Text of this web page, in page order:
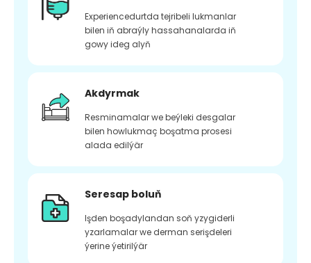
Experiencedurtda tejribeli lukmanlar
bilen iň abraýly hassahanalarda iň
gowy ideg alyň
Akdyrmak
Resminamalar we beýleki desgalar
bilen howlukmaç boşatma prosesi
alada edilýär
Seresap boluň
Işden boşadylandan soň yzygiderli
yzarlamalar we derman serişdeleri
ýerine ýetirilýär